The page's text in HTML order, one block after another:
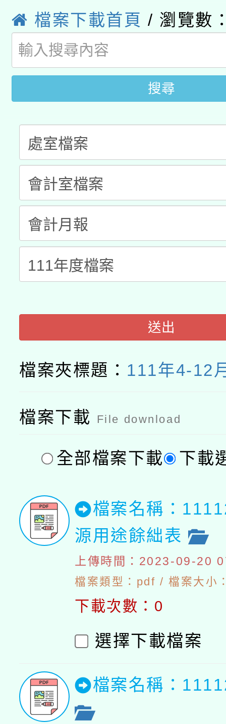
招)
本館辦理115年度閱讀
暨閱讀推動專業研習
科技賦能─人工智慧
礎課程
A3數位素養講師名單
「數位內容與教學軟
薪期間赴陸應申請許可
轉知經濟部水利署委託
業技術研究院辦理「
用水績優單位及節水達
動」
115年8月22日(星期六
桃園市孔廟祈福系列
開 智慧啟航」
2026年桃園地景藝術
檔案下載首頁 / 瀏覽數
搜尋
送出
檔案夾標題： 111年4-12
檔案下載 File download
全部檔案下載 下載
檔案名稱：
源用途餘絀表
上傳時間：2023-09-20
檔案類型：pdf / 檔案大小
下載次數：0
選擇下載檔案
檔案名稱：